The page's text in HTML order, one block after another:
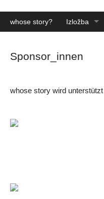
whose story? Izložba
Sponsor_innen
whose story wird